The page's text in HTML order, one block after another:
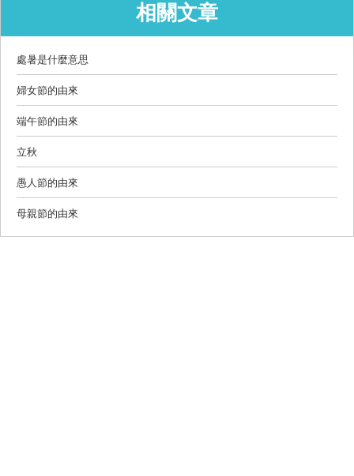
相關文章
處暑是什麼意思
婦女節的由來
端午節的由來
立秋
愚人節的由來
母親節的由來